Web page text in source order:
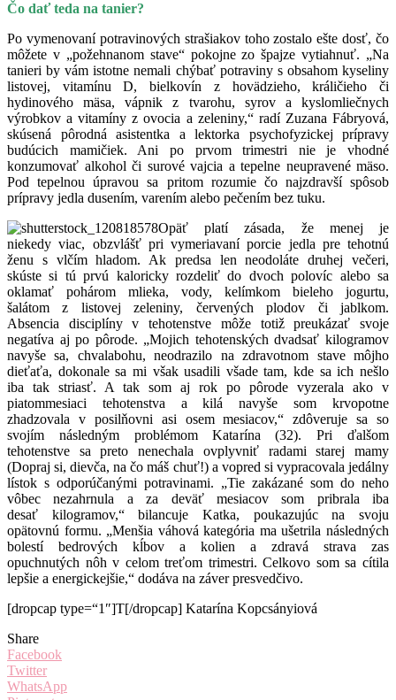
Čo dať teda na tanier?
Po vymenovaní potravinových strašiakov toho zostalo ešte dosť, čo
môžete v „požehnanom stave“ pokojne zo špajze vytiahnuť. „Na
tanieri by vám istotne nemali chýbať potraviny s obsahom kyseliny
listovej, vitamínu D, bielkovín z hovädzieho, králičieho či
hydinového mäsa, vápnik z tvarohu, syrov a kyslomliečnych
výrobkov a vitamíny z ovocia a zeleniny,“ radí Zuzana Fábryová,
skúsená pôrodná asistentka a lektorka psychofyzickej prípravy
budúcich mamičiek. Ani po prvom trimestri nie je vhodné
konzumovať alkohol či surové vajcia a tepelne neupravené mäso.
Pod tepelnou úpravou sa pritom rozumie čo najzdravší spôsob
prípravy jedla dusením, varením alebo pečením bez tuku.
Opäť platí zásada, že menej je
niekedy viac, obzvlášť pri vymeriavaní porcie jedla pre tehotnú
ženu s vlčím hladom. Ak predsa len neodoláte druhej večeri,
skúste si tú prvú kaloricky rozdeliť do dvoch polovíc alebo sa
oklamať pohárom mlieka, vody, kelímkom bieleho jogurtu,
šalátom z listovej zeleniny, červených plodov či jablkom.
Absencia disciplíny v tehotenstve môže totiž preukázať svoje
negatíva aj po pôrode. „Mojich tehotenských dvadsať kilogramov
navyše sa, chvalabohu, neodrazilo na zdravotnom stave môjho
dieťaťa, dokonale sa mi však usadili všade tam, kde sa ich nešlo
iba tak striasť. A tak som aj rok po pôrode vyzerala ako v
piatommesiaci tehotenstva a kilá navyše som krvopotne
zhadzovala v posilňovni asi osem mesiacov,“ zdôveruje sa so
svojím následným problémom Katarína (32). Pri ďalšom
tehotenstve sa preto nenechala ovplyvniť radami starej mamy
(Dopraj si, dievča, na čo máš chuť!) a vopred si vypracovala jedálny
lístok s odporúčanými potravinami. „Tie zakázané som do neho
vôbec nezahrnula a za deväť mesiacov som pribrala iba
desať kilogramov,“ bilancuje Katka, poukazujúc na svoju
opätovnú formu. „Menšia váhová kategória ma ušetrila následných
bolestí bedrových kĺbov a kolien a zdravá strava zas
opuchnutých nôh v celom treťom trimestri. Celkovo som sa cítila
lepšie a energickejšie,“ dodáva na záver presvedčivo.
[dropcap type=“1″]T[/dropcap] Katarína Kopcsányiová
Share
Facebook
Twitter
WhatsApp